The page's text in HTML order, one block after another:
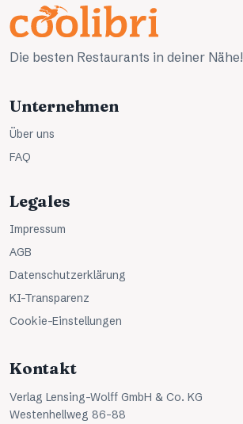
Die besten Restaurants in deiner Nähe!
Unternehmen
Über uns
FAQ
Legales
Impressum
AGB
Datenschutzerklärung
KI-Transparenz
Cookie-Einstellungen
Kontakt
Verlag Lensing-Wolff GmbH & Co. KG
Westenhellweg 86-88